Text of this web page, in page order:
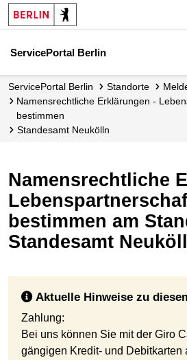
ServicePortal Berlin
ServicePortal Berlin Standorte
Namensrechtliche Erklärungen - Lebenspartnerschaftsnamen
bestimmen
Standesamt Neukölln
Namensrechtliche
bestimmen am
Standesamt
Aktuelle Hinweise zu
Zahlung:
Bei uns können Sie mit der Giro
gängigen Kredit- und